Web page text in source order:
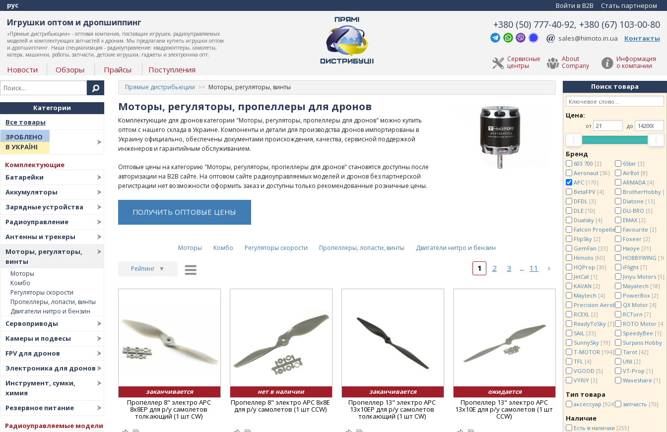
рус Войти в B2B Стать партнером
Игрушки оптом и дропшиппинг
«Прямые дистрибьюции» - оптовая компания, поставщик игрушек, радиоуправляемых
моделей и комплектующих запчастей к дронам. Мы предлагаем купить игрушки оптом
и дропшиппинг. Наша специализация - радиоуправление: квадрокоптеры, самолеты,
катера, машинки, роботы, запчасти, детские игрушки, гаджеты и электроника опт.
Новости Обзоры Прайсы Поступления
+380 (50) 777-40-92, +380 (67) 103-00-80
sales@himoto.in.ua Контакты
Информация
о компании
About
Company
Сервисные
центры
Категории
Все товары
ЗРОБЛЕНО
В УКРАЇНІ
Комплектующие
Батарейки
Аккумуляторы
Зарядные устройства
Радиоуправление
Антенны и трекеры
Моторы, регуляторы,
винты
Моторы
Комбо
Регуляторы скорости
Пропеллеры, лопасти, винты
Двигатели нитро и бензин
Сервоприводы
Камеры и подвесы
FPV для дронов
Электроника для дронов
Инструмент, сумки,
химия
Резервное питание
Радиоуправляемые модели
Прямые дистрибьюции Моторы, регуляторы, винты
Моторы, регуляторы, пропеллеры для дронов
Комплектующие для дронов категории "Моторы, регуляторы, пропеллеры для дронов" можно купить
оптом с нашего склада в Украине. Компоненты и детали для производства дронов импортированы в
Украину официально, обеспечены документами происхождения, качества, сервисной поддержкой
инженеров и гарантийным обслуживанием.
Оптовые цены на категорию "Моторы, регуляторы, пропеллеры для дронов" становятся доступны после
авторизации на B2B сайте. На оптовом сайте радиоуправляемых моделей и дронов без партнерской
регистрации нет возможности оформить заказ и доступны только рекомендованные розничные цены.
ПОЛУЧИТЬ ОПТОВЫЕ ЦЕНЫ
Моторы Комбо Регуляторы скорости Пропеллеры, лопасти, винты Двигатели нитро и бензин
Рейтинг ▼
Цена ▲
1 2 3 ... 11 ›
заканчивается
Пропеллер 8" электро APC
8x8EP для р/у самолетов
толкающий (1 шт CW)
нет в наличии
Пропеллер 8" электро APC 8x8E
для р/у самолетов (1 шт CCW)
заканчивается
Пропеллер 13" электро APC
13x10EP для р/у самолетов
толкающий (1 шт CW)
ожидается
Пропеллер 13" электро APC
13x10E для р/у самолетов (1 шт
CCW)
Поиск товара
Цена:
от до
Бренд
603 700 [2] 6Star [3]
Aeronaut [36] AirBot [8]
APC [170] ARMADA [4]
BetaFPV [4] BrotherHobby
DFDL [3] Diatone [13]
DLE [10] DU-BRO [5]
Dualsky [4] EMAX [2]
Falcon Propellers [7]
Favourite [2]
FlipSky [2] Foxeer [2]
GemFan [33] Haoye [31]
Himoto [60] HOBBYWING
HQProp [30] iFlight [7]
JetCat [1] Jinyu Motors [5]
KAVAN [2] Mayatech [18]
Maytech [4] PowerBox [2]
Precision Aerobatics[15]
QX Motor [4]
RCEXL [2] RCTurn [7]
ReadyToSky [7] ROTO Motor [4]
SAIL [33] SpeedyBee [1]
SunnySky [19] Surpass Hobby
T-MOTOR [194] Tarot [42]
TFL [4] UNI [2]
VGOOD [5] VT-Prop [1]
VYRIY [3] Waveshare [1]
Тип товара
аксессуар [924] запчасть [70]
Наличие
Есть в наличии [255]